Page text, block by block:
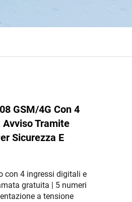
GSM/4G Con 4
Tramite
Sicurezza E
con 4 ingressi digitali e
gratuita | 5 numeri
a tensione